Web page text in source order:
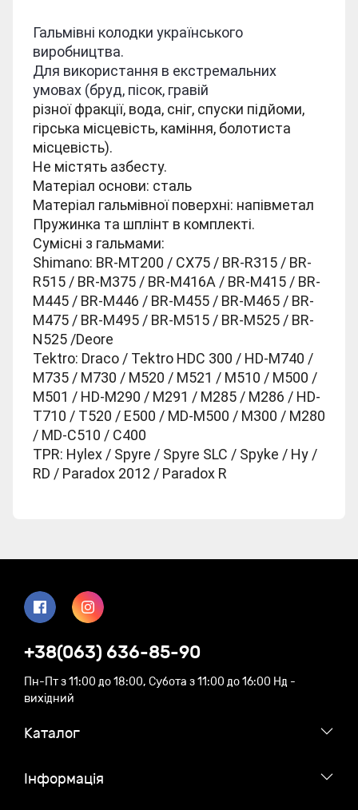
Гальмівні колодки українського
виробництва.
Для використання в екстремальних
умовах (бруд, пісок, гравій
різної фракції, вода, сніг, спуски підйоми,
гірська місцевість, каміння, болотиста
місцевість).
Не містять азбесту.
Матеріал основи: сталь
Матеріал гальмівної поверхні: напівметал
Пружинка та шплінт в комплекті.
Сумісні з гальмами:
Shimano: BR-MT200 / CX75 / BR-R315 / BR-
R515 / BR-M375 / BR-M416A / BR-M415 / BR-
M445 / BR-M446 / BR-M455 / BR-M465 / BR-
M475 / BR-M495 / BR-M515 / BR-M525 / BR-
N525 /Deore
Tektro: Draco / Tektro HDC 300 / HD-M740 /
M735 / M730 / M520 / M521 / M510 / M500 /
M501 / HD-M290 / M291 / M285 / M286 / HD-
T710 / T520 / E500 / MD-M500 / M300 / M280
/ MD-C510 / C400
TPR: Hylex / Spyre / Spyre SLC / Spyke / Hy /
RD / Paradox 2012 / Paradox R
+38(063) 636-85-90
Пн-Пт з 11:00 до 18:00, Субота з 11:00 до 16:00 Нд -
вихідний
Каталог
Iнформація